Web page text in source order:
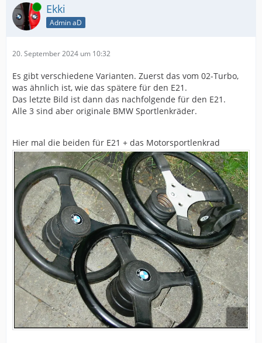
Online Ekki
Admin aD
20. September 2024 um 10:32
Es gibt verschiedene Varianten. Zuerst das vom 02-Turbo,
was ähnlich ist, wie das spätere für den E21.
Das letzte Bild ist dann das nachfolgende für den E21.
Alle 3 sind aber originale BMW Sportlenkräder.
Hier mal die beiden für E21 + das Motorsportlenkrad